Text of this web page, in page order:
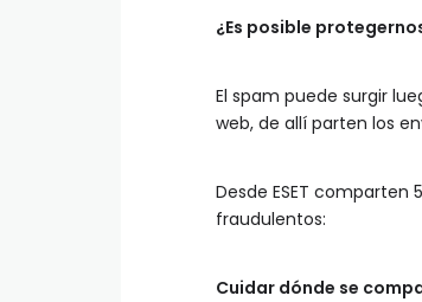
¿Es posible
El spam puede surgir
web, de allí parten los
Desde ESET
fraudulentos:
Cuidar dónde se